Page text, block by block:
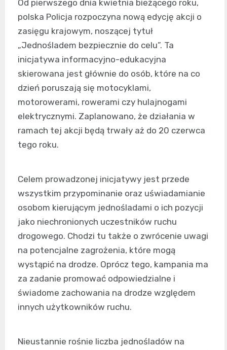
Od pierwszego dnia kwietnia bieżącego roku,
polska Policja rozpoczyna nową edycję akcji o
zasięgu krajowym, noszącej tytuł
„Jednośladem bezpiecznie do celu”. Ta
inicjatywa informacyjno-edukacyjna
skierowana jest głównie do osób, które na co
dzień poruszają się motocyklami,
motorowerami, rowerami czy hulajnogami
elektrycznymi. Zaplanowano, że działania w
ramach tej akcji będą trwały aż do 20 czerwca
tego roku.
Celem prowadzonej inicjatywy jest przede
wszystkim przypominanie oraz uświadamianie
osobom kierującym jednośladami o ich pozycji
jako niechronionych uczestników ruchu
drogowego. Chodzi tu także o zwrócenie uwagi
na potencjalne zagrożenia, które mogą
wystąpić na drodze. Oprócz tego, kampania ma
za zadanie promować odpowiedzialne i
świadome zachowania na drodze względem
innych użytkowników ruchu.
Nieustannie rośnie liczba jednośladów na